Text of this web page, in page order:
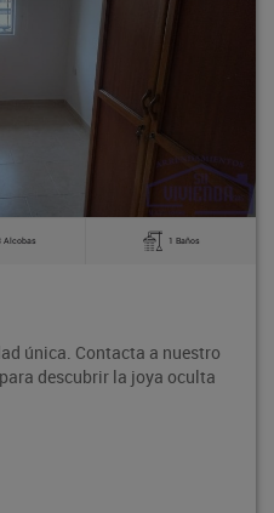
140 m 2
Bodega en tercer piso,
Rodeo entre la